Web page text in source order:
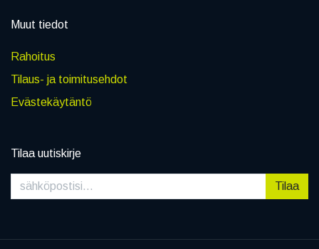
Muut tiedot
Rahoitus
Tilaus- ja toimitusehdot
Evästekäytäntö
Tilaa uutiskirje
Tilaa